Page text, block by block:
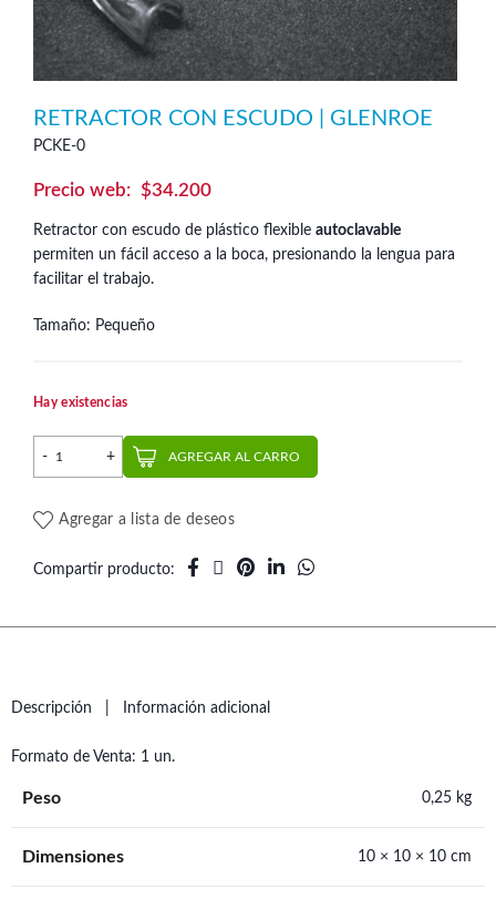
RETRACTOR CON ESCUDO | GLENROE
PCKE-0
$34.200
Retractor con escudo de plástico flexible autoclavable
permiten un fácil acceso a la boca, presionando la lengua para
facilitar el trabajo.
Tamaño: Pequeño
Hay existencias
Retractor con Escudo | Glenroe cantidad
AGREGAR AL CARRO
Agregar a lista de deseos
Compartir producto
Descripción Información adicional
Formato de Venta: 1 un.
Peso 0,25 kg
Dimensiones 10 × 10 × 10 cm